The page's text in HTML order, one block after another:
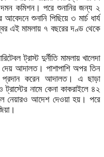
দমন কমিশন। পরে শুনানির জন্য ২
শুনানি পিছিয়ে ৩ মার্চ ধার্য
মামলায় ৭ বছরের দণ্ড থেকে
ট্রাস্ট দুর্নীতি মামলায় খালেদা
দেয় আদালত। পাশাপাশি অপর তিন
প্রদান করেন আদালত। এ ছাড়া
নামে কেনা কাকরাইলে ৪২
নেয়ারও আদেশ দেওয়া হয়। পরে